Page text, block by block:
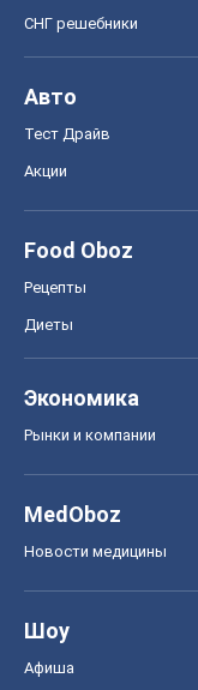
СНГ решебники
Авто
Тест Драйв
Акции
Food Oboz
Рецепты
Диеты
Экономика
Рынки и компании
MedOboz
Новости медицины
Шоу
Афиша